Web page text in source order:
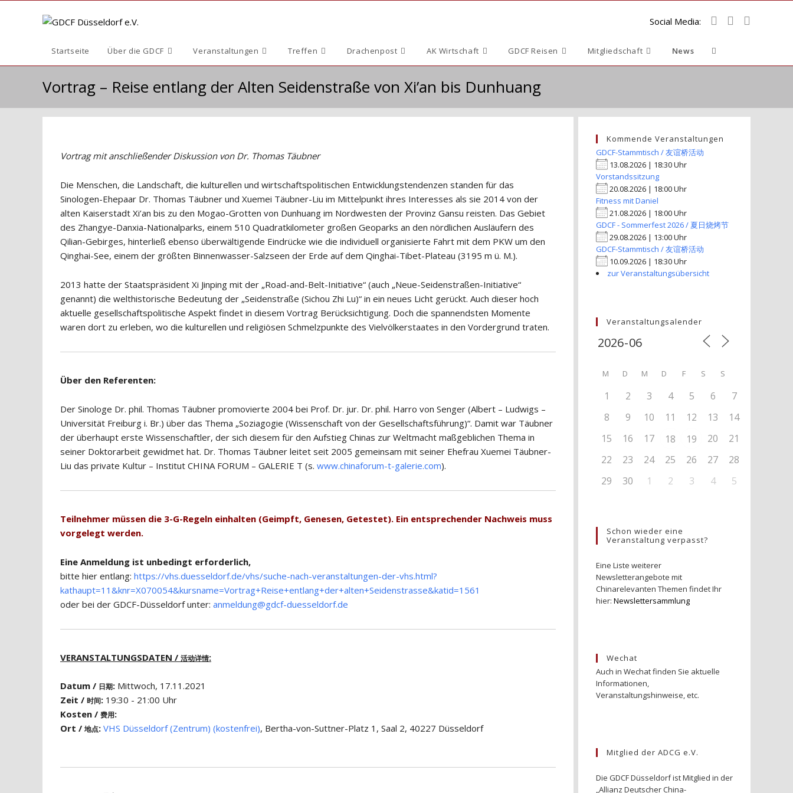
Social Media:
Startseite Über die GDCF Veranstaltungen Treffen Drachenpost AK Wirtschaft GDCF Reisen Mitgliedschaft News Website-
umschalten
Vortrag – Reise entlang der Alten Seidenstraße von Xi’an bis Dunhuang
Vortrag mit anschließender Diskussion von Dr. Thomas Täubner
Die Menschen, die Landschaft, die kulturellen und wirtschaftspolitischen Entwicklungstendenzen standen für das
Sinologen-Ehepaar Dr. Thomas Täubner und Xuemei Täubner-Liu im Mittelpunkt ihres Interesses als sie 2014 von der
alten Kaiserstadt Xi’an bis zu den Mogao-Grotten von Dunhuang im Nordwesten der Provinz Gansu reisten. Das Gebiet
des Zhangye-Danxia-Nationalparks, einem 510 Quadratkilometer großen Geoparks an den nördlichen Ausläufern des
Qilian-Gebirges, hinterließ ebenso überwältigende Eindrücke wie die individuell organisierte Fahrt mit dem PKW um den
Qinghai-See, einem der größten Binnenwasser-Salzseen der Erde auf dem Qinghai-Tibet-Plateau (3195 m ü. M.).
2013 hatte der Staatspräsident Xi Jinping mit der „Road-and-Belt-Initiative“ (auch „Neue-Seidenstraßen-Initiative“
genannt) die welthistorische Bedeutung der „Seidenstraße (Sichou Zhi Lu)“ in ein neues Licht gerückt. Auch dieser hoch
aktuelle gesellschaftspolitische Aspekt findet in diesem Vortrag Berücksichtigung. Doch die spannendsten Momente
waren dort zu erleben, wo die kulturellen und religiösen Schmelzpunkte des Vielvölkerstaates in den Vordergrund traten.
Über den Referenten:
Der Sinologe Dr. phil. Thomas Täubner promovierte 2004 bei Prof. Dr. jur. Dr. phil. Harro von Senger (Albert – Ludwigs –
Universität Freiburg i. Br.) über das Thema „Soziagogie (Wissenschaft von der Gesellschaftsführung)“. Damit war Täubner
der überhaupt erste Wissenschaftler, der sich diesem für den Aufstieg Chinas zur Weltmacht maßgeblichen Thema in
seiner Doktorarbeit gewidmet hat. Dr. Thomas Täubner leitet seit 2005 gemeinsam mit seiner Ehefrau Xuemei Täubner-
Liu das private Kultur – Institut CHINA FORUM – GALERIE T (s. www.chinaforum-t-galerie.com).
Teilnehmer müssen die 3-G-Regeln einhalten (Geimpft, Genesen, Getestet). Ein entsprechender Nachweis muss
vorgelegt werden.
Eine Anmeldung ist unbedingt erforderlich,
bitte hier entlang: https://vhs.duesseldorf.de/vhs/suche-nach-veranstaltungen-der-vhs.html?
kathaupt=11&knr=X070054&kursname=Vortrag+Reise+entlang+der+alten+Seidenstrasse&katid=1561
oder bei der GDCF-Düsseldorf unter: anmeldung@gdcf-duesseldorf.de
VERANSTALTUNGSDATEN / 活动详情:
Datum / 日期: Mittwoch, 17.11.2021
Zeit / 时间: 19:30 - 21:00 Uhr
Kosten / 费用:
Ort / 地点: VHS Düsseldorf (Zentrum) (kostenfrei), Bertha-von-Suttner-Platz 1, Saal 2, 40227 Düsseldorf
Kommende Veranstaltungen
GDCF-Stammtisch / 友谊桥活动
13.08.2026 | 18:30 Uhr
Vorstandssitzung
20.08.2026 | 18:00 Uhr
Fitness mit Daniel
21.08.2026 | 18:00 Uhr
GDCF - Sommerfest 2026 / 夏日烧烤节
29.08.2026 | 13:00 Uhr
GDCF-Stammtisch / 友谊桥活动
10.09.2026 | 18:30 Uhr
zur Veranstaltungsübersicht
Veranstaltungsalender
M D M D F S S
1 2 3 4 5 6
7
8
9 10 11 12 13
14
15
16 17 18 19 20
21
22
23 24 25 26 27
28
29
30 1 2 3 4 5
Schon wieder eine
Veranstaltung verpasst?
Eine Liste weiterer
Newsletterangebote mit
Chinarelevanten Themen findet Ihr
hier: Newslettersammlung
Wechat
Auch in Wechat finden Sie aktuelle
Informationen,
Veranstaltungshinweise, etc.
Mitglied der ADCG e.V.
Die GDCF Düsseldorf ist Mitglied in der
„Allianz Deutscher China-